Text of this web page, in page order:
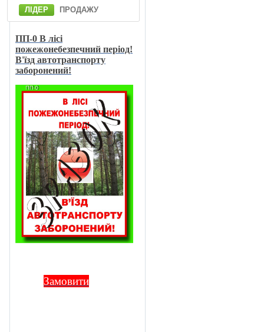
ЛІДЕР ПРОДАЖУ
ПП-0 В лici
пожежонебезпечний перiод!
В'їзд автотранспорту
заборонений!
Замовити